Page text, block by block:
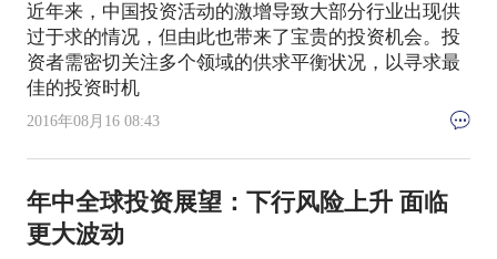
近年来，中国投资活动的激增导致大部分行业出现供
过于求的情况，但由此也带来了宝贵的投资机会。投
资者需密切关注多个领域的供求平衡状况，以寻求最
佳的投资时机
2016年08月16 08:43
年中全球投资展望：下行风险上升 面临
更大波动